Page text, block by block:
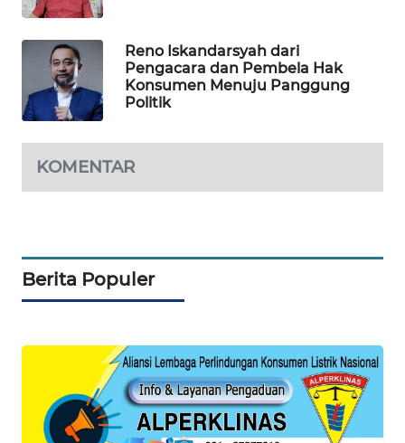
Reno Iskandarsyah dari
Pengacara dan Pembela Hak
Konsumen Menuju Panggung
Politik
KOMENTAR
Berita Populer
WAHANA
DESA
WISATA
LAPAK
WAHANA
Wahana
KONSUMEN
LISTRIK
ID